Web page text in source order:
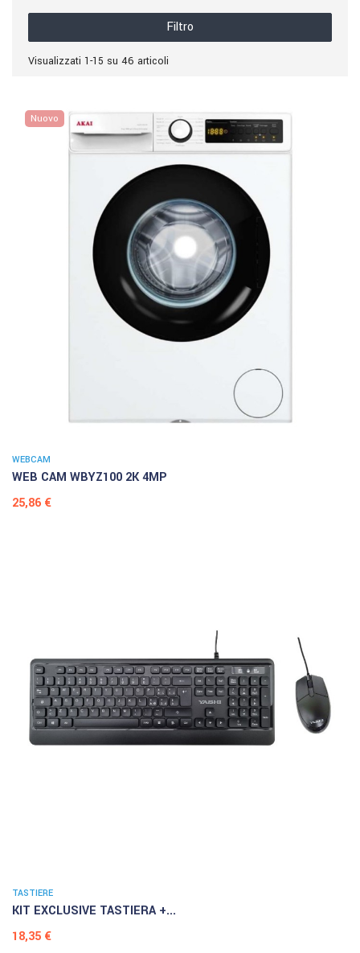
Filtro
Visualizzati 1-15 su 46 articoli
Nuovo
WEBCAM
WEB CAM WBYZ100 2K 4MP
Prezzo
25,86 €
TASTIERE
KIT EXCLUSIVE TASTIERA +...
Prezzo
18,35 €